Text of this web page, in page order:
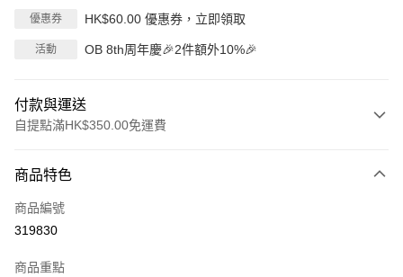
優惠券 HK$60.00 優惠券，立即領取
活動 OB 8th周年慶🎉2件額外10%🎉
付款與運送
自提點滿HK$350.00免運費
信用卡
Apple Pay
商品特色
商品編號
319830
商品重點